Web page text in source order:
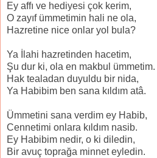
Ey affı ve hediyesi çok kerim,
O zayıf ümmetimin hali ne ola,
Hazretine nice onlar yol bula?
Ya İlahi hazretinden hacetim,
Şu dur ki, ola en makbul ümmetim.
Hak tealadan duyuldu bir nida,
Ya Habibim ben sana kıldım atâ.
Ümmetini sana verdim ey Habib,
Cennetimi onlara kıldım nasib.
Ey Habibim nedir, o ki diledin,
Bir avuç toprağa minnet eyledin.